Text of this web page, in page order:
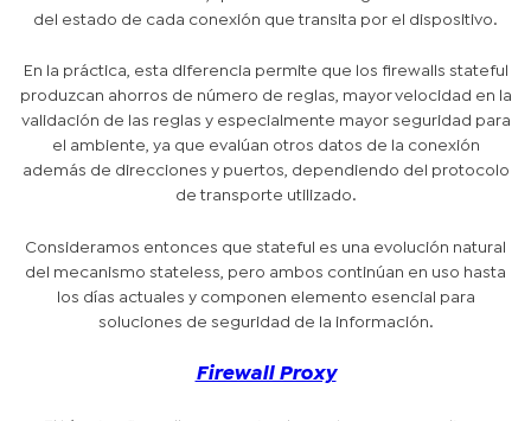
del estado de cada conexión que transita por el dispositivo.
En la práctica, esta diferencia permite que los firewalls stateful
produzcan ahorros de número de reglas, mayor velocidad en la
validación de las reglas y especialmente mayor seguridad para
el ambiente, ya que evalúan otros datos de la conexión
además de direcciones y puertos, dependiendo del protocolo
de transporte utilizado.
Consideramos entonces que stateful es una evolución natural
del mecanismo stateless, pero ambos continúan en uso hasta
los días actuales y componen elemento esencial para
soluciones de seguridad de la información.
Firewall Proxy